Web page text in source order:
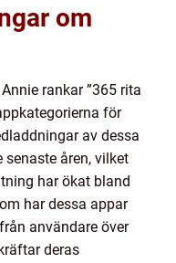
om
rankar ”365 rita
för
av dessa
åren, vilket
har ökat bland
har dessa appar
användare över
deras